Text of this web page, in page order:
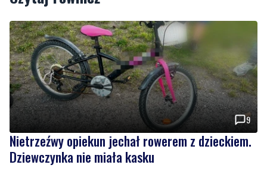
9
Nietrzeźwy opiekun jechał rowerem z dzieckiem.
Dziewczynka nie miała kasku